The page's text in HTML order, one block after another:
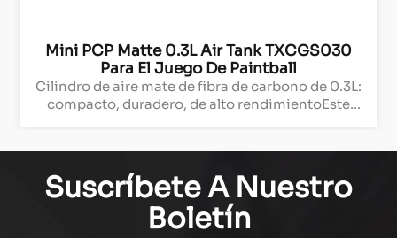
Mini PCP Matte 0.3L Air Tank TXCGS030
Para El Juego De Paintball
Cilindro de aire mate de fibra de carbono de 0.3L:
compacto, duradero, de alto rendimientoEste
ofreciendo una durabilidad y portabilidad
excepcionales. Ya sea para uso profesional o
proyectos personales, este cilindro de aire
compacto pero poderoso satisface las
necesidades de una amplia gama de aplicaciones,
Suscríbete A Nuestro
Boletín